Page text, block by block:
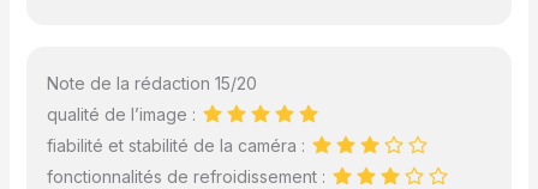
Note de la rédaction 15/20
qualité de l’image :
fiabilité et stabilité de la caméra :
fonctionnalités de refroidissement :